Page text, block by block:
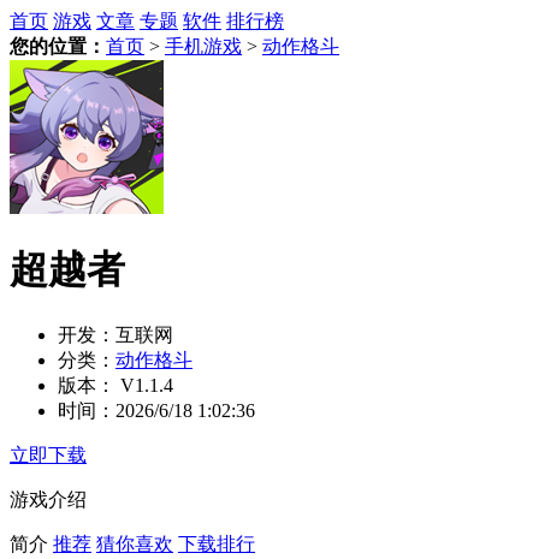
首页 游戏 文章 专题 软件 排行榜
您的位置： 首页 > 手机游戏 > 动作格斗
超越者
开发： 互联网
分类： 动作格斗
版本：
V1.1.4
时间： 2026/6/18 1:02:36
立即下载
游戏介绍
简介 推荐 猜你喜欢 下载排行